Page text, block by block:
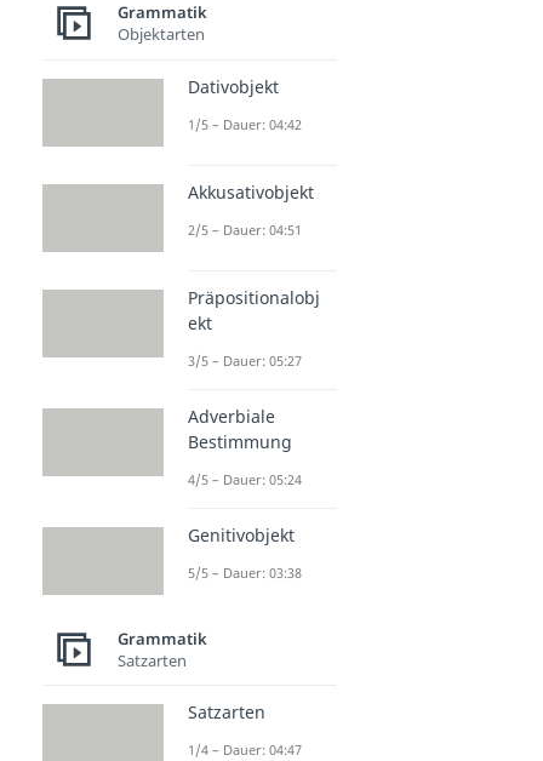
Grammatik
Objektarten
Dativobjekt
1/5 – Dauer: 04:42
Akkusativobjekt
2/5 – Dauer: 04:51
Präpositionalobj
ekt
3/5 – Dauer: 05:27
Adverbiale
Bestimmung
4/5 – Dauer: 05:24
Genitivobjekt
5/5 – Dauer: 03:38
Grammatik
Satzarten
Satzarten
1/4 – Dauer: 04:47